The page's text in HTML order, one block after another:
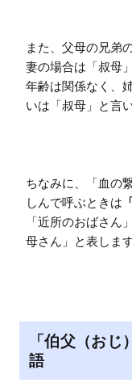
また、父母の兄弟
妻の場合は「叔母
年齢は関係なく、
いは「叔母」と言い
ちなみに、「血の
しんで呼ぶときは
「近所のおばさん
母さん」と表します
「伯父（お
語